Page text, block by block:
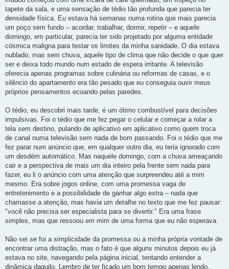
tapete da sala, e uma sensação de tédio tão profunda que parecia ter
densidade física. Eu estava há semanas numa rotina que mais parecia
um poço sem fundo – acordar, trabalhar, dormir, repetir – e aquele
domingo, em particular, parecia ter sido projetado por alguma entidade
cósmica maligna para testar os limites da minha sanidade. O dia estava
nublado, mas sem chuva, aquele tipo de clima que não decide o que quer
ser e deixa todo mundo num estado de espera irritante. A televisão
oferecia apenas programas sobre culinária ou reformas de casas, e o
silêncio do apartamento era tão pesado que eu conseguia ouvir meus
próprios pensamentos ecoando pelas paredes.
O tédio, eu descobri mais tarde, é um ótimo combustível para decisões
impulsivas. Foi o tédio que me fez pegar o celular e começar a rolar a
tela sem destino, pulando de aplicativo em aplicativo como quem troca
de canal numa televisão sem nada de bom passando. Foi o tédio que me
fez parar num anúncio que, em qualquer outro dia, eu teria ignorado com
um desdém automático. Mas naquele domingo, com a chuva ameaçando
cair e a perspectiva de mais um dia inteiro pela frente sem nada para
fazer, eu li o anúncio com uma atenção que surpreendeu até a mim
mesmo. Era sobre jogos online, com uma promessa vaga de
entretenimento e a possibilidade de ganhar algo extra – nada que
chamasse a atenção, mas havia um detalhe no texto que me fez pausar:
"você não precisa ser especialista para se divertir." Era uma frase
simples, mas que ressoou em mim de uma forma que eu não esperava.
Não sei se foi a simplicidade da promessa ou a minha própria vontade de
encontrar uma distração, mas o fato é que alguns minutos depois eu já
estava no site, navegando pela página inicial, tentando entender a
dinâmica daquilo. Lembro de ter ficado um bom tempo apenas lendo,